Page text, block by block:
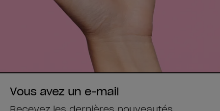
Vous avez un e-mail